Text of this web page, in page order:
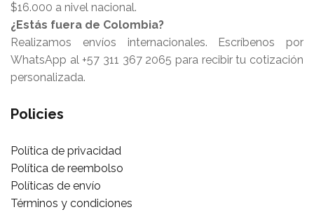
$16.000 a nivel nacional.
¿Estás fuera de Colombia?
Realizamos envíos internacionales. Escríbenos por
WhatsApp al +57 311 367 2065 para recibir tu cotización
personalizada.
Policies
Política de privacidad
Política de reembolso
Políticas de envío
Términos y condiciones